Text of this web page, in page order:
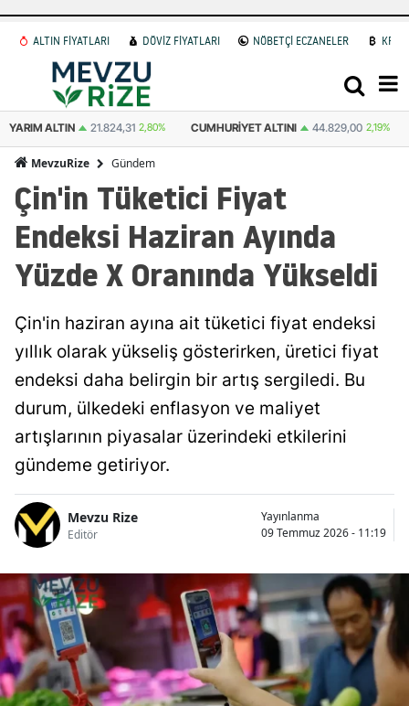
ALTIN FİYATLARI DÖVİZ FİYATLARI NÖBETÇİ ECZANELER
CUMHURIYET ALTINI 44.829,00 2,19% ATA ALTIN 44.622,00 2,80%
MevzuRize Gündem
Çin'in Tüketici Fiyat
Endeksi Haziran Ayında
Yüzde X Oranında Yükseldi
Çin'in haziran ayına ait tüketici fiyat endeksi
yıllık olarak yükseliş gösterirken, üretici fiyat
endeksi daha belirgin bir artış sergiledi. Bu
durum, ülkedeki enflasyon ve maliyet
artışlarının piyasalar üzerindeki etkilerini
gündeme getiriyor.
Mevzu Rize
Editör
Yayınlanma
09 Temmuz 2026 - 11:19